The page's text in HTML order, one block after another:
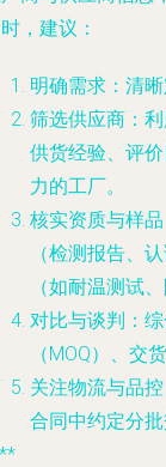
，建议：
明确需求 ：清
筛选供应商 ：
供货经验、评
力的工厂。
核实资质与样品
（检测报告、
（如耐温测试
对比与谈判 ：
（MOQ）、交
关注物流与品控
合同中约定分